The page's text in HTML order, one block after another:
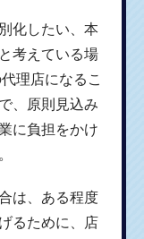
化したい、本
考えている場
理店になるこ
、原則見込み
に負担をかけ
は、ある程度
るために、店